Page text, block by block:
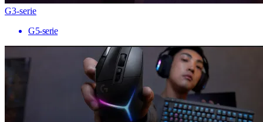
G3-serie
G5-serie